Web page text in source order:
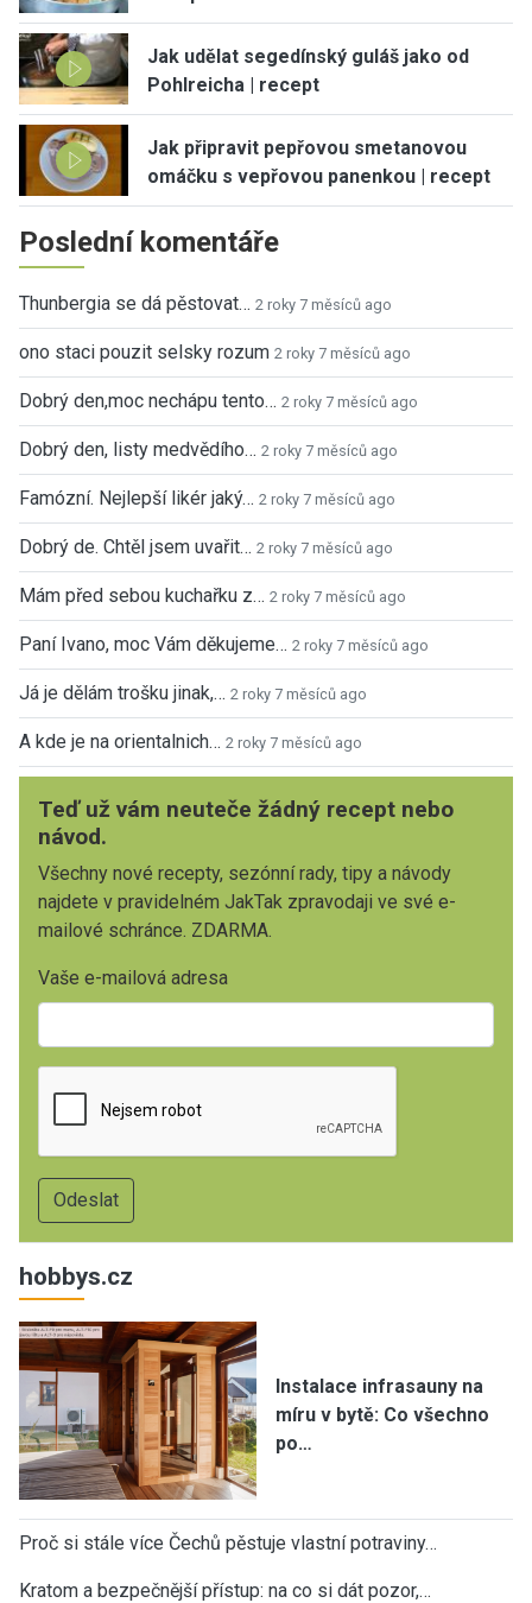
Jak udělat segedínský guláš jako od
Pohlreicha | recept
Jak připravit pepřovou smetanovou
omáčku s vepřovou panenkou | recept
Poslední komentáře
Thunbergia se dá pěstovat… 2 roky 7 měsíců ago
ono staci pouzit selsky rozum 2 roky 7 měsíců ago
Dobrý den,moc nechápu tento… 2 roky 7 měsíců ago
Dobrý den, listy medvědího… 2 roky 7 měsíců ago
Famózní. Nejlepší likér jaký… 2 roky 7 měsíců ago
Dobrý de. Chtěl jsem uvařit… 2 roky 7 měsíců ago
Mám před sebou kuchařku z… 2 roky 7 měsíců ago
Paní Ivano, moc Vám děkujeme… 2 roky 7 měsíců ago
Já je dělám trošku jinak,… 2 roky 7 měsíců ago
A kde je na orientalnich… 2 roky 7 měsíců ago
Teď už vám neuteče žádný recept nebo
návod.
Všechny nové recepty, sezónní rady, tipy a návody
najdete v pravidelném JakTak zpravodaji ve své e-
mailové schránce. ZDARMA.
Vaše e-mailová adresa
hobbys.cz
Instalace infrasauny na
míru v bytě: Co všechno
po…
Proč si stále více Čechů pěstuje vlastní potraviny…
Kratom a bezpečnější přístup: na co si dát pozor,…